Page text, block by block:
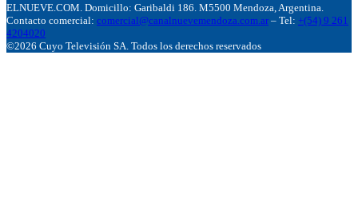
ELNUEVE.COM. Domicillo: Garibaldi 186. M5500 Mendoza, Argentina.
Contacto comercial: comercial@canalnuevemendoza.com.ar – Tel: +(54) 9 261
4204020
©2026 Cuyo Televisión SA. Todos los derechos reservados